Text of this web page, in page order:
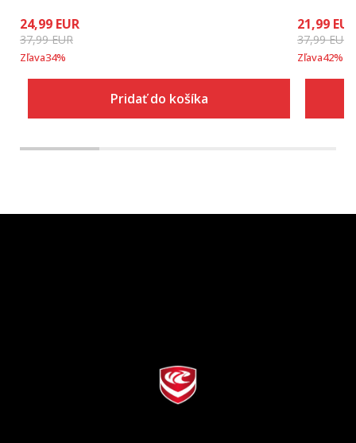
24,99 EUR
37,99EUR
Zľava34%
Pridať do košíka
21,99 EUR
37,99EUR
Zľava42%